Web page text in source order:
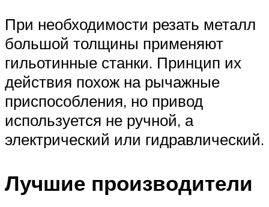
При необходимости резать металл
большой толщины применяют
гильотинные станки. Принцип их
действия похож на рычажные
приспособления, но привод
используется не ручной, а
электрический или гидравлический.
Лучшие производители